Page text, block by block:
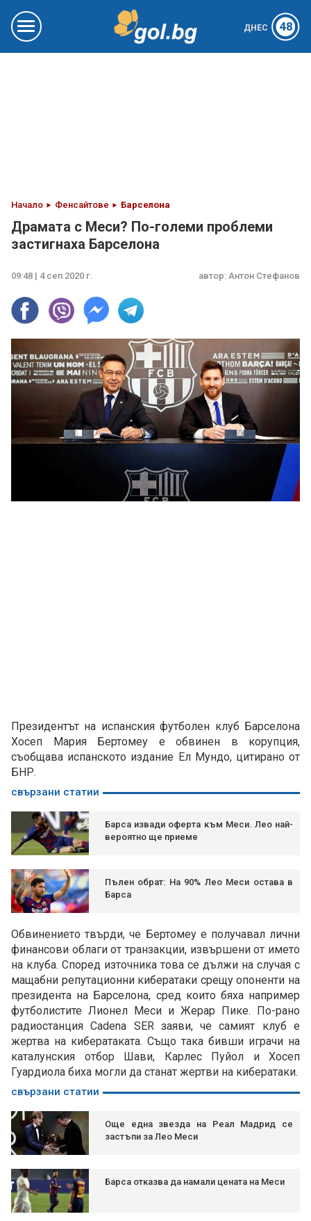
ДНЕС 48
Начало Фенсайтове Барселона
Драмата с Меси? По-големи проблеми
застигнаха Барселона
09:48 | 4 сеп 2020 г. автор: Антон Стефанов
Президентът на испанския футболен клуб Барселона
Хосеп Мария Бертомеу е обвинен в корупция,
съобщава испанското издание Ел Мундо, цитирано от
БНР.
свързани статии
Барса извади оферта към Меси. Лео най-
вероятно ще приеме
Пълен обрат: На 90% Лео Меси остава в
Барса
Обвинението твърди, че Бертомеу е получавал лични
финансови облаги от транзакции, извършени от името
на клуба. Според източника това се дължи на случая с
мащабни репутационни кибератаки срещу опоненти на
президента на Барселона, сред които бяха например
футболистите Лионел Меси и Жерар Пике. По-рано
радиостанция Cadena SER заяви, че самият клуб е
жертва на кибератаката. Също така бивши играчи на
каталунския отбор Шави, Карлес Пуйол и Хосеп
Гуардиола биха могли да станат жертви на кибератаки.
свързани статии
Още една звезда на Реал Мадрид се
застъпи за Лео Меси
Барса отказва да намали цената на Меси